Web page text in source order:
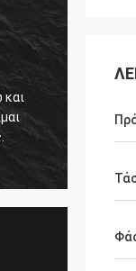
και
και η